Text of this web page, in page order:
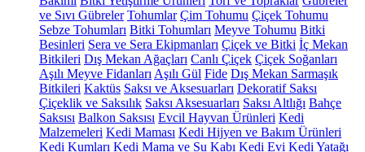
ve Sıvı Gübreler Tohumlar Çim Tohumu Çiçek Tohumu
Sebze Tohumları Bitki Tohumları Meyve Tohumu Bitki
Besinleri Sera ve Sera Ekipmanları Çiçek ve Bitki İç Mekan
Bitkileri Dış Mekan Ağaçları Canlı Çiçek Çiçek Soğanları
Aşılı Meyve Fidanları Aşılı Gül Fide Dış Mekan Sarmaşık
Bitkileri Kaktüs Saksı ve Aksesuarları Dekoratif Saksı
Çiçeklik ve Saksılık Saksı Aksesuarları Saksı Altlığı Bahçe
Saksısı Balkon Saksısı Evcil Hayvan Ürünleri Kedi
Malzemeleri Kedi Maması Kedi Hijyen ve Bakım Ürünleri
Kedi Kumları Kedi Mama ve Su Kabı Kedi Evi Kedi Yatağı